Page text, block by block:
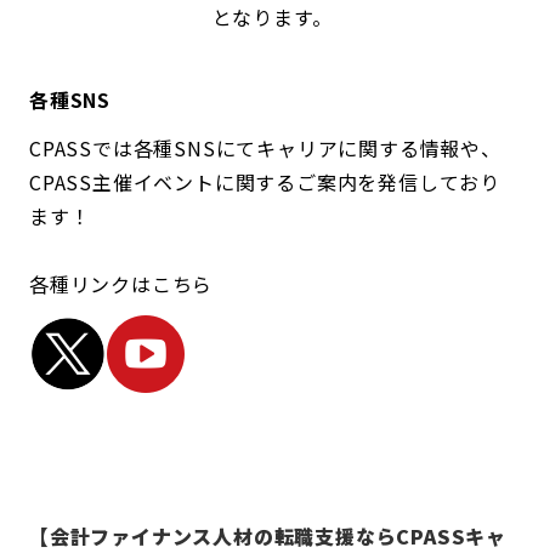
となります。
各種SNS
CPASSでは各種SNSにてキャリアに関する情報や、
CPASS主催イベントに関するご案内を発信しており
ます！
各種リンクはこちら
【会計ファイナンス人材の転職支援ならCPASSキャ